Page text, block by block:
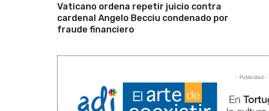
Vaticano ordena repetir juicio contra
cardenal Angelo Becciu condenado por
fraude financiero
- Publicidad -